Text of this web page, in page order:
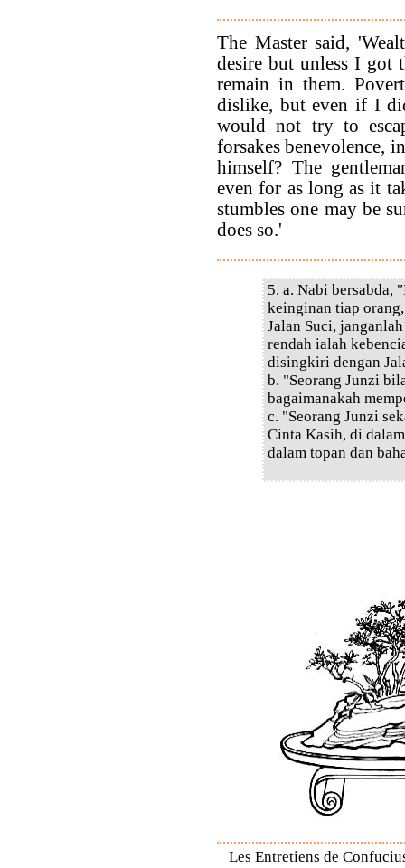
The Master said,
desire but unless I
remain in them.
dislike, but even if I
would not try to
forsakes benevolence,
himself? The
even for as long as it
stumbles one may be
does so.'
5. a. Nabi bersabda,
keinginan tiap
Jalan Suci,
rendah ialah
disingkiri dengan
b. "Seorang Junzi
bagaimanakah
c. "Seorang Junzi
Cinta Kasih, di
dalam topan dan
Les Entretiens de